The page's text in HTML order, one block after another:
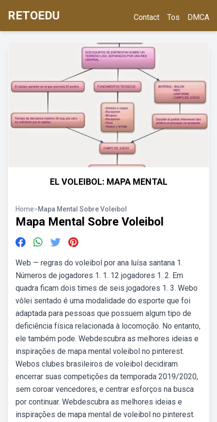
RETOEDU Contact Tos DMCA
EL VOLEIBOL: MAPA MENTAL
Home>Mapa Mental Sobre Voleibol
Mapa Mental Sobre Voleibol
Web — regras do voleibol por ana luísa santana 1.
Números de jogadores 1. 1. 12 jogadores 1. 2. Em
quadra ficam dois times de seis jogadores 1. 3. Webo
vôlei sentado é uma modalidade do esporte que foi
adaptada para pessoas que possuem algum tipo de
deficiência física relacionada à locomoção. No entanto,
ele também pode. Webdescubra as melhores ideias e
inspirações de mapa mental voleibol no pinterest.
Webos clubes brasileiros de voleibol decidiram
encerrar suas competições da temporada 2019/2020,
sem coroar vencedores, e centrar esforços na busca
por continuar. Webdescubra as melhores ideias e
inspirações de mapa mental de voleibol no pinterest.